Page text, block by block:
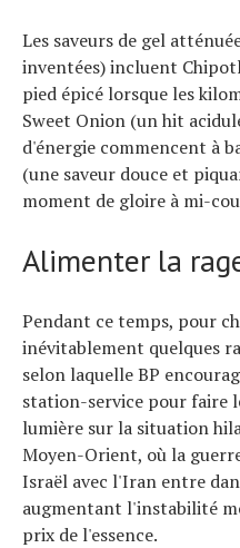
Les saveurs de gel
inventées) incluent
pied épicé lorsque les
Sweet Onion (un hit
d'énergie commencent à
(une saveur douce et
moment de gloire à mi-
Alimenter la
Pendant ce temps, pour
inévitablement quelques
selon laquelle BP
station-service pour faire
lumière sur la situation
Moyen-Orient, où la
Israël avec l'Iran entre
augmentant l'instabilité
prix de l'essence.